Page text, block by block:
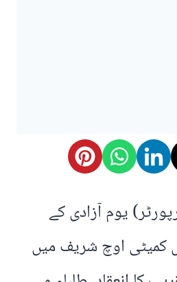
یوم آزادی کے
کمیٹی اوچ شریف میں